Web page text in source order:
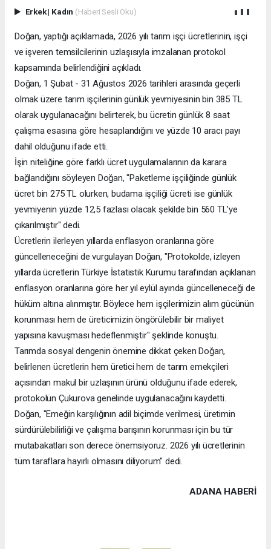
Erkek| Kadın (Haberi Sesli Oku)
Doğan, yaptığı açıklamada, 2026 yılı tarım işçi ücretlerinin, işçi
ve işveren temsilcilerinin uzlaşısıyla imzalanan protokol
kapsamında belirlendiğini açıkladı.
Doğan, 1 Şubat - 31 Ağustos 2026 tarihleri arasında geçerli
olmak üzere tarım işçilerinin günlük yevmiyesinin bin 385 TL
olarak uygulanacağını belirterek, bu ücretin günlük 8 saat
çalışma esasına göre hesaplandığını ve yüzde 10 aracı payı
dahil olduğunu ifade etti.
İşin niteliğine göre farklı ücret uygulamalarının da karara
bağlandığını söyleyen Doğan, "Paketleme işçiliğinde günlük
ücret bin 275 TL olurken, budama işçiliği ücreti ise günlük
yevmiyenin yüzde 12,5 fazlası olacak şekilde bin 560 TL’ye
çıkarılmıştır" dedi.
Ücretlerin ilerleyen yıllarda enflasyon oranlarına göre
güncelleneceğini de vurgulayan Doğan, "Protokolde, izleyen
yıllarda ücretlerin Türkiye İstatistik Kurumu tarafından açıklanan
enflasyon oranlarına göre her yıl eylül ayında güncelleneceği de
hüküm altına alınmıştır. Böylece hem işçilerimizin alım gücünün
korunması hem de üreticimizin öngörülebilir bir maliyet
yapısına kavuşması hedeflenmiştir" şeklinde konuştu.
Tarımda sosyal dengenin önemine dikkat çeken Doğan,
belirlenen ücretlerin hem üretici hem de tarım emekçileri
açısından makul bir uzlaşının ürünü olduğunu ifade ederek,
protokolün Çukurova genelinde uygulanacağını kaydetti.
Doğan, "Emeğin karşılığının adil biçimde verilmesi, üretimin
sürdürülebilirliği ve çalışma barışının korunması için bu tür
mutabakatları son derece önemsiyoruz. 2026 yılı ücretlerinin
tüm taraflara hayırlı olmasını diliyorum" dedi.
ADANA HABERİ